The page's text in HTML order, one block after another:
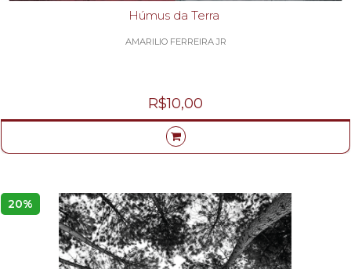
Húmus da Terra
AMARILIO FERREIRA JR
R$10,00
20%